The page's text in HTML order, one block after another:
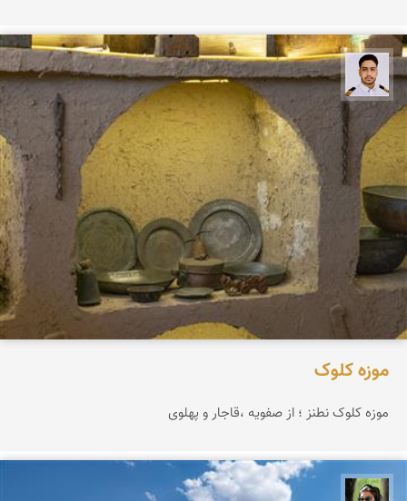
سعید جواهری
موزه کلوک
موزه کلوک نطنز ؛ از صفویه ،قاجار و پهلوی